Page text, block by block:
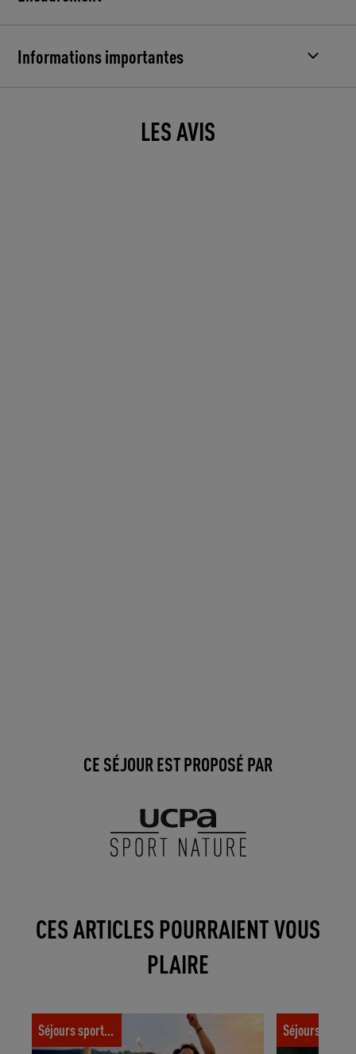
Informations importantes
LES AVIS
CE SÉJOUR EST PROPOSÉ PAR
CES ARTICLES POURRAIENT VOUS
PLAIRE
3 idées pour un Nouvel An qui change !
Séjours sportifs
L’apnée, la